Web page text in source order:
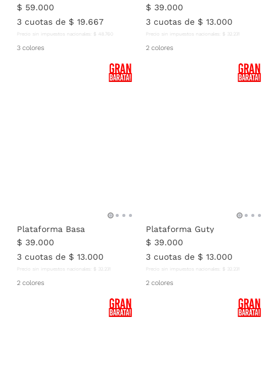
$ 59.000
3cuotas de $ 19.667
Precio sin impuestos nacionales: $ 48 760
3 colores
$ 39.000
3cuotas de $ 13.000
Precio sin impuestos nacionales: $ 32. 231
2 colores
Plataforma Basa
$ 39.000
3cuotas de $ 13.000
Precio sin impuestos nacionales: $ 32. 231
2 colores
Plataforma Guty
$ 39.000
3cuotas de $ 13.000
Precio sin impuestos nacionales: $ 32. 231
2 colores